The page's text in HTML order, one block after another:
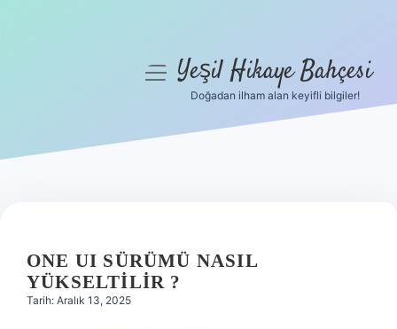
Hakkımızda
menüyüYeşil Hikaye Bahçesi
Doğadan ilham alan keyifli bilgiler!
ONE UI SÜRÜMÜ NASIL
YÜKSELTILIR ?
Tarih: Aralık 13, 2025